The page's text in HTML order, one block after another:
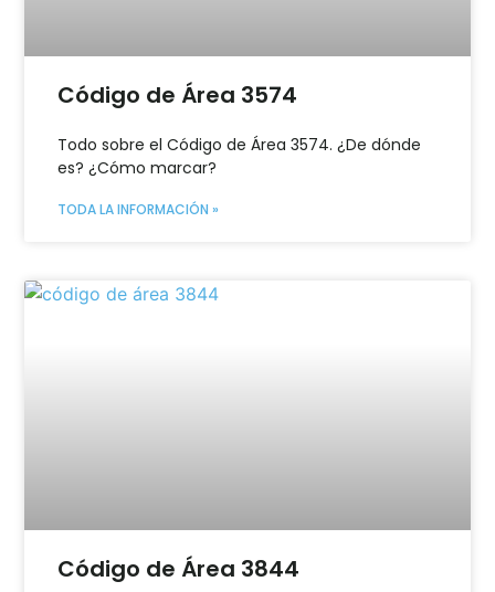
Código de Área 3574
Todo sobre el Código de Área 3574. ¿De dónde
es? ¿Cómo marcar?
TODA LA INFORMACIÓN »
Código de Área 3844